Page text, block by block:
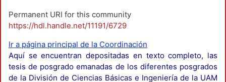
Permanent URI for this community
https://hdl.handle.net/11191/6729
Ir a página principal de la Coordinación
Aquí se encuentran depositadas en texto completo, las
tesis de posgrado emanadas de los diferentes posgrados
de la División de Ciencias Básicas e Ingeniería de la UAM